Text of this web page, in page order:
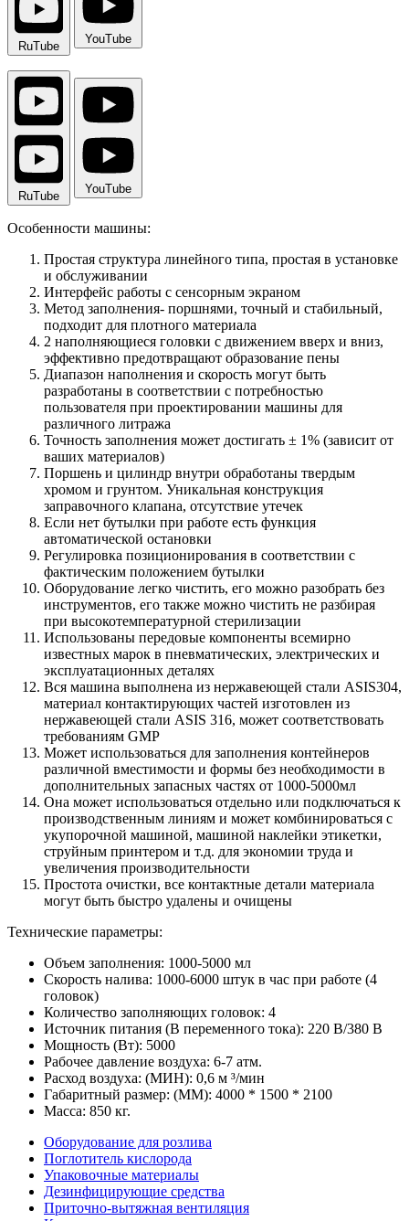
RuTube
YouTube
RuTube
YouTube
Особенности машины:
Простая структура линейного типа, простая в установке
и обслуживании
Интерфейс работы с сенсорным экраном
Метод заполнения- поршнями, точный и стабильный,
подходит для плотного материала
2 наполняющиеся головки с движением вверх и вниз,
эффективно предотвращают образование пены
Диапазон наполнения и скорость могут быть
разработаны в соответствии с потребностью
пользователя при проектировании машины для
различного литража
Точность заполнения может достигать ± 1% (зависит от
ваших материалов)
Поршень и цилиндр внутри обработаны твердым
хромом и грунтом. Уникальная конструкция
заправочного клапана, отсутствие утечек
Если нет бутылки при работе есть функция
автоматической остановки
Регулировка позиционирования в соответствии с
фактическим положением бутылки
Оборудование легко чистить, его можно разобрать без
инструментов, его также можно чистить не разбирая
при высокотемпературной стерилизации
Использованы передовые компоненты всемирно
известных марок в пневматических, электрических и
эксплуатационных деталях
Вся машина выполнена из нержавеющей стали ASIS304,
материал контактирующих частей изготовлен из
нержавеющей стали ASIS 316, может соответствовать
требованиям GMP
Может использоваться для заполнения контейнеров
различной вместимости и формы без необходимости в
дополнительных запасных частях от 1000-5000мл
Она может использоваться отдельно или подключаться к
производственным линиям и может комбинироваться с
укупорочной машиной, машиной наклейки этикетки,
струйным принтером и т.д. для экономии труда и
увеличения производительности
Простота очистки, все контактные детали материала
могут быть быстро удалены и очищены
Технические параметры:
Объем заполнения: 1000-5000 мл
Скорость налива: 1000-6000 штук в час при работе (4
головок)
Количество заполняющих головок: 4
Источник питания (В переменного тока): 220 В/380 В
Мощность (Вт): 5000
Рабочее давление воздуха: 6-7 атм.
Расход воздуха: (МИН): 0,6 м ³/мин
Габаритный размер: (ММ): 4000 * 1500 * 2100
Масса: 850 кг.
Оборудование для розлива
Поглотитель кислорода
Упаковочные материалы
Дезинфицирующие средства
Приточно-вытяжная вентиляция